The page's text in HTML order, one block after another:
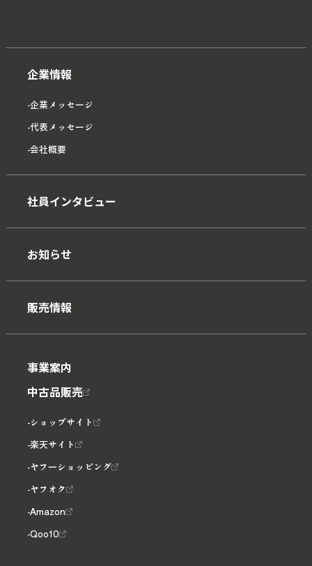
企業情報
企業メッセージ
代表メッセージ
会社概要
社員インタビュー
お知らせ
販売情報
事業案内
中古品販売
ショップサイト
楽天サイト
ヤフーショッピング
ヤフオク
Amazon
Qoo10